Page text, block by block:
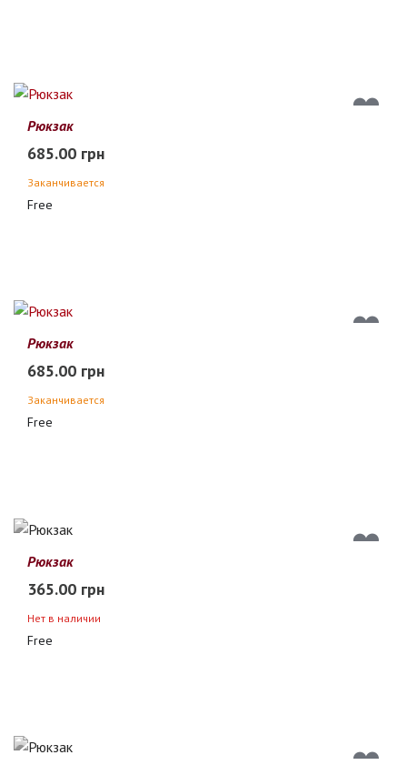
Рюкзак
685.00 грн
Заканчивается
Free
Рюкзак
685.00 грн
Заканчивается
Free
Рюкзак
365.00 грн
Нет в наличии
Free